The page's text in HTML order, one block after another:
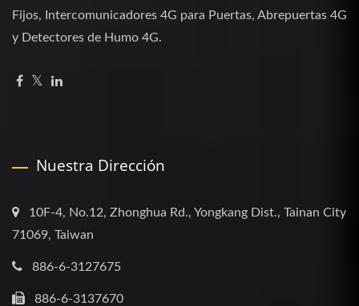
Fijos, Intercomunicadores 4G para Puertas, Abrepuertas 4G
y Detectores de Humo 4G.
Nuestra Dirección
10F-4, No.12, Zhonghua Rd., Yongkang Dist., Tainan City
71069, Taiwan
886-6-3127675
886-6-3137670